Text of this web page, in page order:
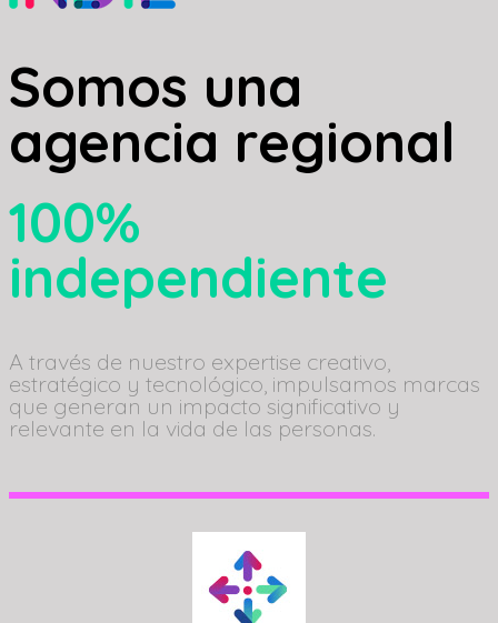
Somos una
agencia regional
100%
independiente
A través de nuestro expertise creativo,
estratégico y tecnológico, impulsamos marcas
que generan un impacto significativo y
relevante en la vida de las personas.